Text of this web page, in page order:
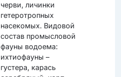
черви, личинки
гетеротропных
насекомых. Видовой
состав промысловой
фауны водоема:
ихтиофауны –
густера, карась